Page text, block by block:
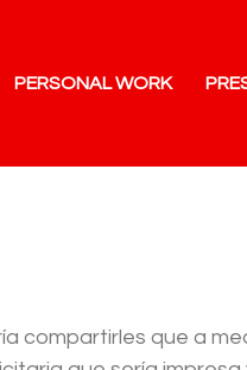
PERSONAL WORK
compartirles que a